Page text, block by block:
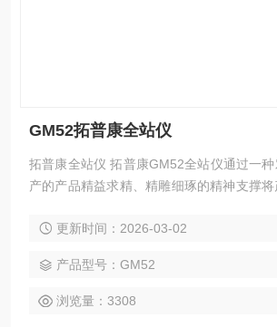
GM52拓普康全站仪
拓普康全站仪 拓普康GM52全站仪通过一
产的产品精益求精、精雕细琢的精神支撑将
司正式推出其进口全站仪产品GM52，轻
更新时间：2026-03-02
产品型号：GM52
浏览量：3308